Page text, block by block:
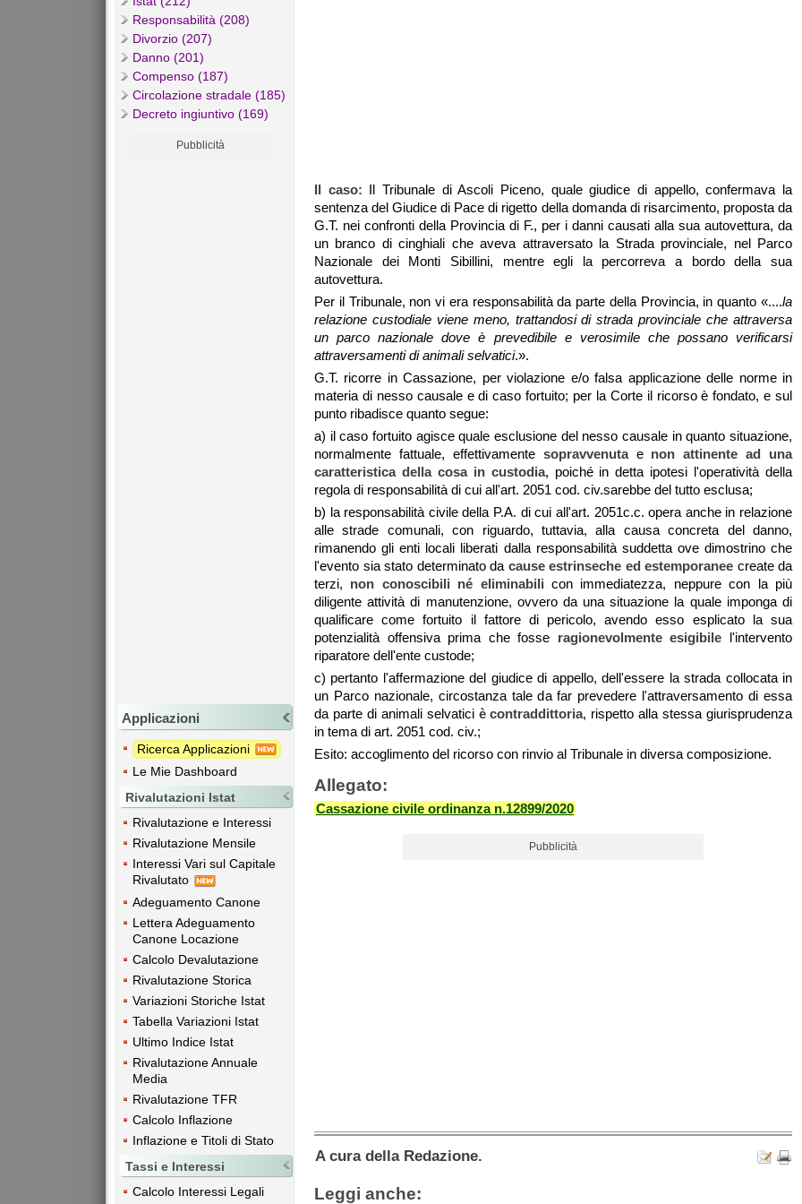
Responsabilità (208)
Divorzio (207)
Danno (201)
Compenso (187)
Circolazione stradale (185)
Decreto ingiuntivo (169)
Pubblicità
Applicazioni
Ricerca Applicazioni
Le Mie Dashboard
Rivalutazioni Istat
Rivalutazione e Interessi
Rivalutazione Mensile
Interessi Vari sul Capitale
Rivalutato
Adeguamento Canone
Lettera Adeguamento
Canone Locazione
Calcolo Devalutazione
Rivalutazione Storica
Variazioni Storiche Istat
Tabella Variazioni Istat
Ultimo Indice Istat
Rivalutazione Annuale
Media
Rivalutazione TFR
Calcolo Inflazione
Inflazione e Titoli di Stato
Tassi e Interessi
Calcolo Interessi Legali
Il caso: Il Tribunale di Ascoli Piceno, quale giudice di appello, confermava la
sentenza del Giudice di Pace di rigetto della domanda di risarcimento, proposta da
G.T. nei confronti della Provincia di F., per i danni causati alla sua autovettura, da
un branco di cinghiali che aveva attraversato la Strada provinciale, nel Parco
Nazionale dei Monti Sibillini, mentre egli la percorreva a bordo della sua
autovettura.
Per il Tribunale, non vi era responsabilità da parte della Provincia, in quanto «....la
relazione custodiale viene meno, trattandosi di strada provinciale che attraversa
un parco nazionale dove è prevedibile e verosimile che possano verificarsi
attraversamenti di animali selvatici.».
G.T. ricorre in Cassazione, per violazione e/o falsa applicazione delle norme in
materia di nesso causale e di caso fortuito; per la Corte il ricorso è fondato, e sul
punto ribadisce quanto segue:
a) il caso fortuito agisce quale esclusione del nesso causale in quanto situazione,
normalmente fattuale, effettivamentesopravvenutae non attinente ad una
caratteristica della cosa in custodia,poiché in detta ipotesi l'operatività della
regola di responsabilità di cui all'art. 2051 cod. civ.sarebbe del tutto esclusa;
b) la responsabilità civile della P.A. di cui all'art. 2051c.c. opera anche in relazione
alle strade comunali, con riguardo, tuttavia, alla causa concreta del danno,
rimanendo gli enti locali liberati dalla responsabilità suddetta ove dimostrino che
l'evento sia stato determinato da cause estrinseche ed estemporanee create da
terzi, non conoscibili né eliminabilicon immediatezza, neppure con la più
diligente attività di manutenzione, ovvero da una situazione la quale imponga di
qualificare come fortuito il fattore di pericolo, avendo esso esplicato la sua
potenzialità offensiva prima che fosse ragionevolmente esigibile l'intervento
riparatore dell'ente custode;
c) pertanto l'affermazione del giudice di appello, dell'essere la strada collocata in
un Parco nazionale, circostanza tale da far prevedere l'attraversamento di essa
da parte di animali selvatici è contraddittoria, rispetto alla stessa giurisprudenza
in tema di art. 2051 cod. civ.;
Esito: accoglimento del ricorso con rinvio al Tribunale in diversa composizione.
Allegato:
Cassazione civile ordinanza n.12899/2020
Pubblicità
A cura della Redazione.
Leggi anche: